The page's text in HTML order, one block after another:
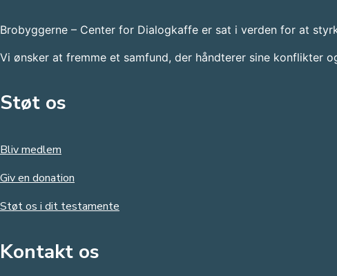
Brobyggerne – Center for Dialogkaffe er sat i verden for at
Vi ønsker at fremme et samfund, der håndterer sine konflikter
Støt os
Bliv medlem
Giv en donation
Støt os i dit testamente
Kontakt os